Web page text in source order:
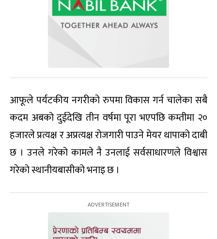
आफूले पर्यटकीय नगरीको रुपमा विकास गर्न चालेका सबै
कदम अबको दुईदेखि तीन वर्षमा पूरा भएपछि कम्तीमा २०
हजारले प्रत्यक्ष र अप्रत्यक्ष रोजगारी पाउने मेयर थापाको दाबी
छ । उनले गरेको कामले नै उनलाई सर्वसाधारणले विश्वास
गरेको स्थानीयबासीको भनाइ छ ।